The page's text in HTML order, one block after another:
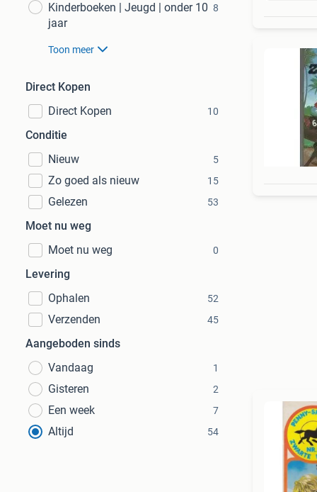
Kinderboeken | Jeugd | onder 10
jaar
8
Toon meer
Direct Kopen
Direct Kopen
10
Conditie
Nieuw
5
Zo goed als nieuw 15
Gelezen 53
Moet nu weg
Moet nu weg
0
Levering
Ophalen
52
Verzenden 45
Aangeboden sinds
Vandaag
1
Gisteren 2
Een week 7
Altijd 54